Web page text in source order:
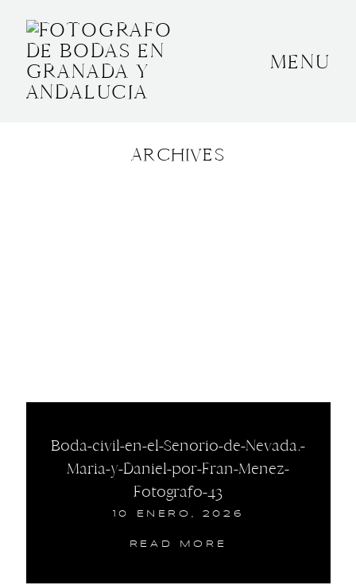
MENU
ARCHIVES
Boda-civil-en-el-Senorio-de-Nevada.-
Maria-y-Daniel-por-Fran-Menez-
Fotografo-43
10 ENERO, 2026
READ MORE
BODAS